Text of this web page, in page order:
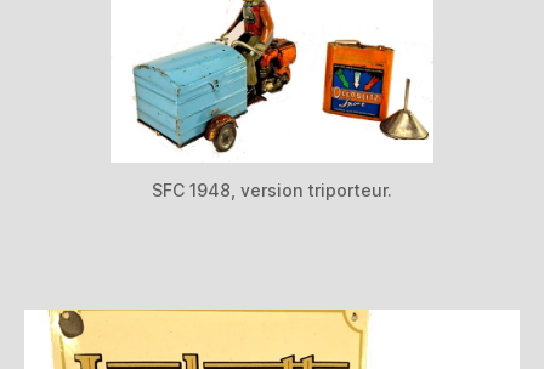
SFC 1948, version triporteur.